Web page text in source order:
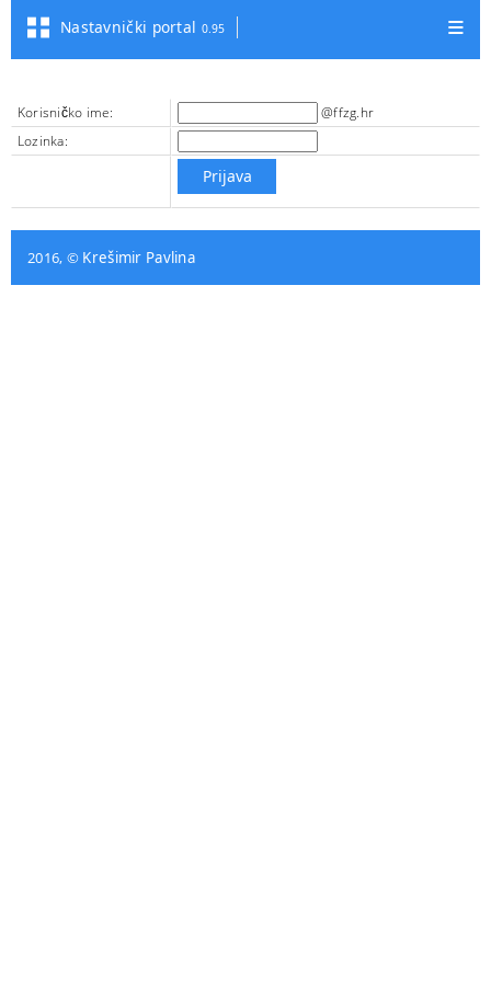
Nastavnički portal 0.95
Korisničko ime:
@ffzg.hr
Lozinka:
2016, © Krešimir Pavlina